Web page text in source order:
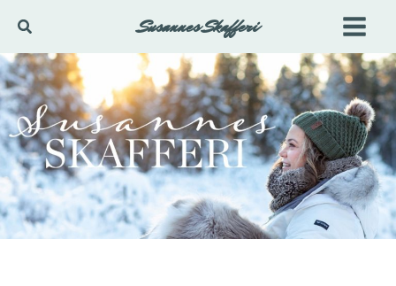
innehåll
Sök Susannes Skafferi